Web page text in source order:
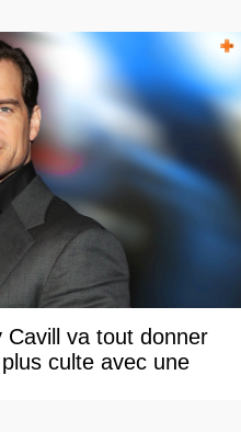
va tout donner
culte avec une